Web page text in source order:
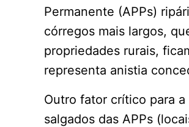
Permanente (APPs)
córregos mais largos,
propriedades rurais,
representa anistia
Outro fator crítico para
salgados das APPs